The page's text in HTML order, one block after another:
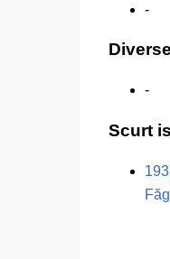
-
-
Scurt